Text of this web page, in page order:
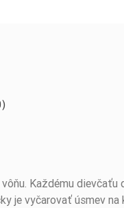
Každému dievčaťu
je vyčarovať úsmev